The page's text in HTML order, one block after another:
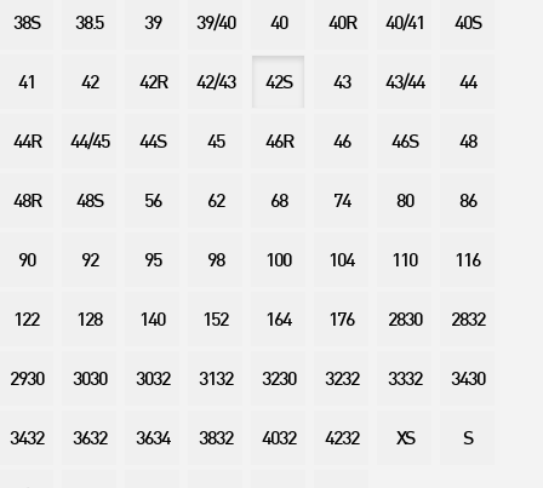
38S 38.5 39 39/40 40 40R 40/41 40S
41 42 42R 42/43 42S 43 43/44 44
44R 44/45 44S 45 46R 46 46S 48
48R 48S 56 62 68 74 80 86
90 92 95 98 100 104 110 116
122 128 140 152 164 176 2830 2832
2930 3030 3032 3132 3230 3232 3332 3430
3432 3632 3634 3832 4032 4232 XS S